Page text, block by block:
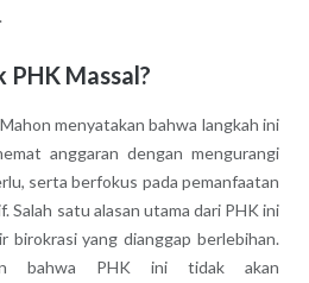
PHK Massal?
menyatakan bahwa langkah ini
anggaran dengan mengurangi
serta berfokus pada pemanfaatan
Salah satu alasan utama dari PHK ini
birokrasi yang dianggap berlebihan.
bahwa PHK ini tidak akan